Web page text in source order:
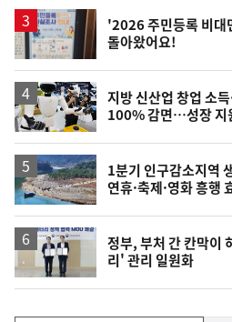
'2026 주민등록 비대
돌아왔어요!
지방 신산업 창업 소
100% 감면…성장 지
1분기 인구감소지역
연휴·축제·영화 흥행
정부, 부처 간 칸막이
리' 관리 일원화